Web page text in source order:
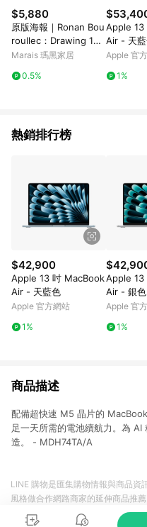
品，且使用禮品卡付款，點數回
金額為回饋計算。 8. 國際商家之
品未稅價格為準。 9. 2020/7/
格為準。 10. 若您的訂單內有多
物通知」僅會發送首批出貨的商
後三天顯示於「LINE購物後台>
$5,880
原版海報｜Ronan Bou
roullec：Drawing 13 -
黑色鋁框
Marais 瑪黑家居
0.5%
Apple 13
Air - 天
Apple 官
1%
熱銷排行榜
$42,900
Apple 13 吋 MacBook
Air - 天藍色
Apple 官方網站
1%
Apple 13
Air - 銀色
Apple 官
1%
商品描述
配備超快速 M5 晶片的
足一天所需的電池續航力。為
造。 - MDH74TA/A
LINE 購物是匯集購物情報與商品資
風格做合作網路商家的延伸商品推
商品至各合作網路商家，確認現售